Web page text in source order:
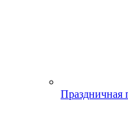
Праздничная